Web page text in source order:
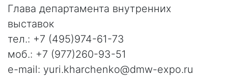
Глава департамента внутренних
выставок
тел.: +7 (495)974-61-73
моб.: +7 (977)260-93-51
e-mail: yuri.kharchenko@dmw-expo.ru